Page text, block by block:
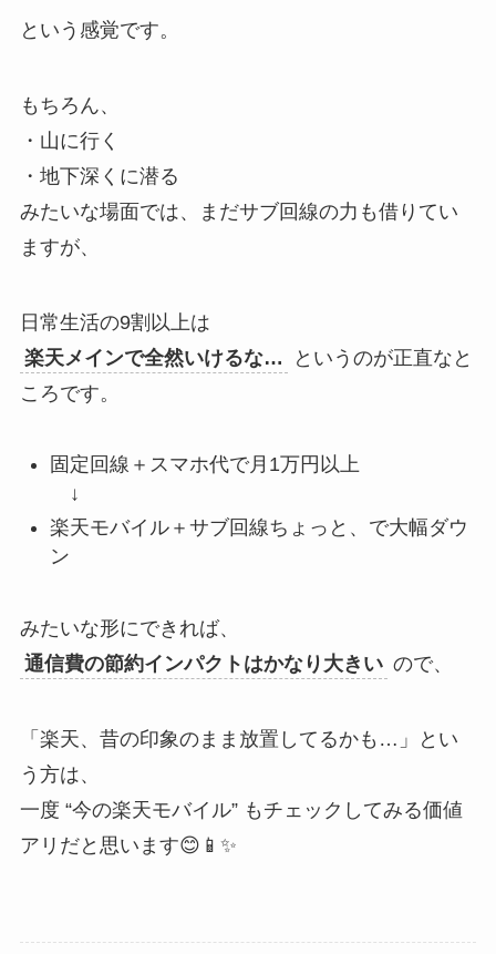
という感覚です。
もちろん、
・山に行く
・地下深くに潜る
みたいな場面では、まだサブ回線の力も借りてい
ますが、
日常生活の9割以上は
楽天メインで全然いけるな…
というのが正直なと
ころです。
固定回線＋スマホ代で月1万円以上
↓
楽天モバイル＋サブ回線ちょっと、で大幅ダウ
ン
みたいな形にできれば、
通信費の節約インパクトはかなり大きい ので、
「楽天、昔の印象のまま放置してるかも…」とい
う方は、
一度 “今の楽天モバイル” もチェックしてみる価値
アリだと思います😊📱✨